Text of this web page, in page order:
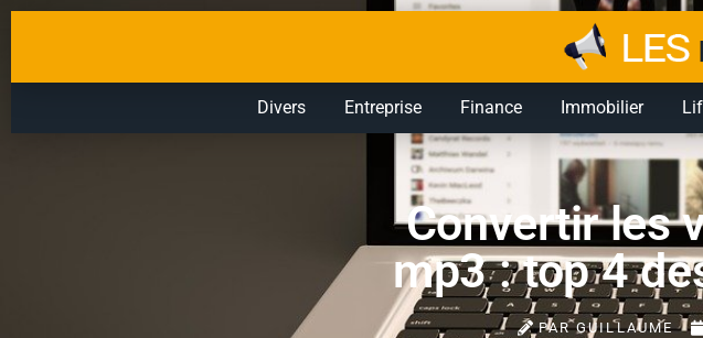
Divers Entreprise Finance Immobilier
Convertir les
mp3 : top 4
PARGUILLAUME